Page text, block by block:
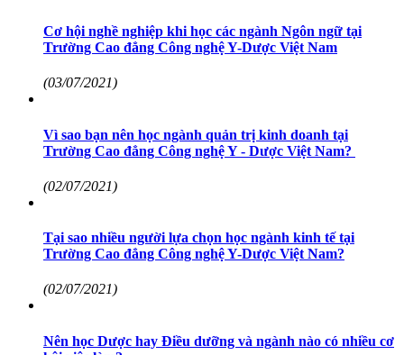
Cơ hội nghề nghiệp khi học các ngành Ngôn ngữ tại
Trường Cao đẳng Công nghệ Y-Dược Việt Nam
(03/07/2021)
Vì sao bạn nên học ngành quản trị kinh doanh tại
Trường Cao đẳng Công nghệ Y - Dược Việt Nam?
(02/07/2021)
Tại sao nhiều người lựa chọn học ngành kinh tế tại
Trường Cao đẳng Công nghệ Y-Dược Việt Nam?
(02/07/2021)
Nên học Dược hay Điều dưỡng và ngành nào có nhiều cơ